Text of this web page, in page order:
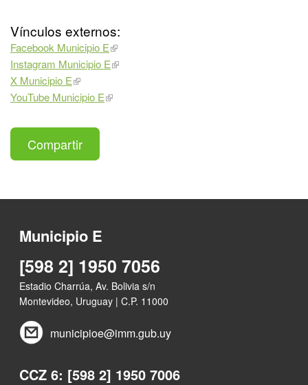
Vínculos externos:
Facebook Municipio E
Instagram Municipio E
X Municipio E
YouTube Municipio E
Compartir
Municipio E
[598 2] 1950 7056
Estadio Charrúa, Av. Bolivia s/n
Montevideo, Uruguay | C.P. 11000
municipioe@imm.gub.uy
CCZ 6: [598 2] 1950 7006